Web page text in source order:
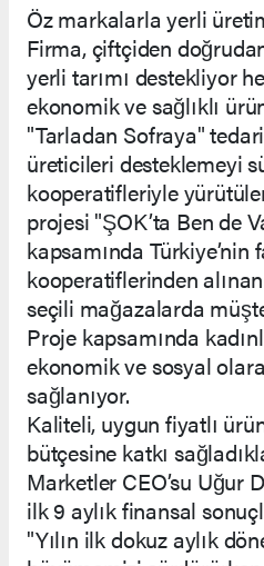
Öz markalarla yerli
Firma, çiftçiden
yerli tarımı destekliyor
ekonomik ve sağlıklı
"Tarladan Sofraya"
üreticileri desteklemeyi
kooperatifleriyle
projesi "ŞOK’ta Ben de
kapsamında Türkiye’nin
kooperatiflerinden
seçili mağazalarda
Proje kapsamında
ekonomik ve sosyal
sağlanıyor.
Kaliteli, uygun fiyatlı
bütçesine katkı
Marketler CEO’su Uğur
ilk 9 aylık finansal
"Yılın ilk dokuz aylık